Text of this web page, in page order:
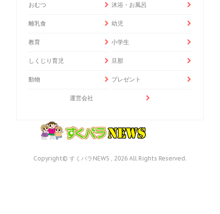
おむつ 沐浴・お風呂
離乳食 幼児
教育 小学生
しくじり育児 旦那
動物 プレゼント
運営会社
Copyright© すくパラNEWS , 2026 All Rights Reserved.